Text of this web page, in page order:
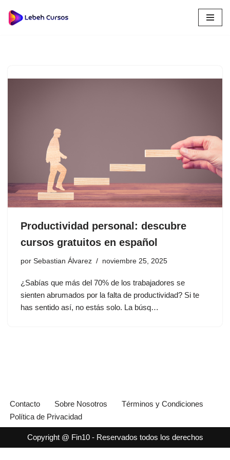
Saltar
Productividad personal: descubre
cursos gratuitos en español
por Sebastian Álvarez noviembre 25, 2025
¿Sabías que más del 70% de los trabajadores se
sienten abrumados por la falta de productividad? Si te
has sentido así, no estás solo. La búsq…
Contacto Sobre Nosotros
Términos y Condiciones
Política de Privacidad
Copyright @ Fin10 - Reservados todos los derechos